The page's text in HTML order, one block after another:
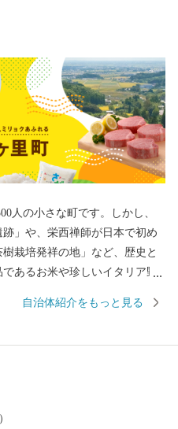
人の小さな町です。しかし、
」や、栄西禅師が日本で初め
栽培発祥の地」など、歴史と
あるお米や珍しいイタリア野
あふれる返礼品をご用意して
自治体紹介をもっと見る